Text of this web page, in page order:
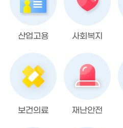
산업고용 사회복지
보건의료 재난안전